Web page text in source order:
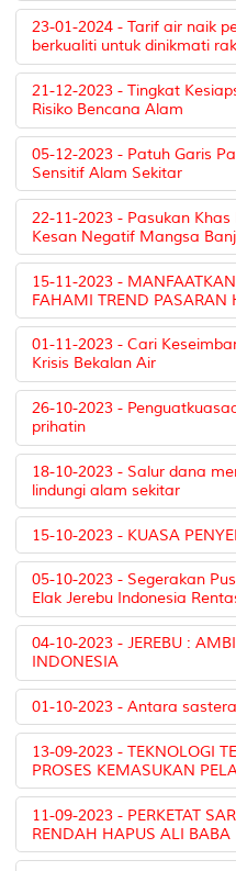
23-01-2024 - Tarif air naik
berkualiti untuk dinikmati
21-12-2023 - Tingkat
Risiko Bencana Alam
05-12-2023 - Patuh Garis
Sensitif Alam Sekitar
22-11-2023 - Pasukan
Kesan Negatif Mangsa
15-11-2023 -
FAHAMI TREND PASARAN
01-11-2023 - Cari
Krisis Bekalan Air
26-10-2023 -
prihatin
18-10-2023 - Salur dana
lindungi alam sekitar
15-10-2023 - KUASA
05-10-2023 - Segerakan
Elak Jerebu Indonesia
04-10-2023 - JEREBU :
INDONESIA
01-10-2023 - Antara
13-09-2023 - TEKNOLOGI
PROSES KEMASUKAN
11-09-2023 - PERKETAT
RENDAH HAPUS ALI BABA